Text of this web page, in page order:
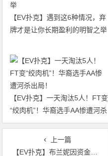
【EV扑克】遇到这6种情况，弃
牌才是让你长期盈利的明智之举
【EV扑克】一天淘汰5人！FT变
“绞肉机”！华裔选手AA惨遭河杀
出局！
上一篇
【EV扑克】布兰妮因资金合规问题被“请出局”，直播中断数分钟